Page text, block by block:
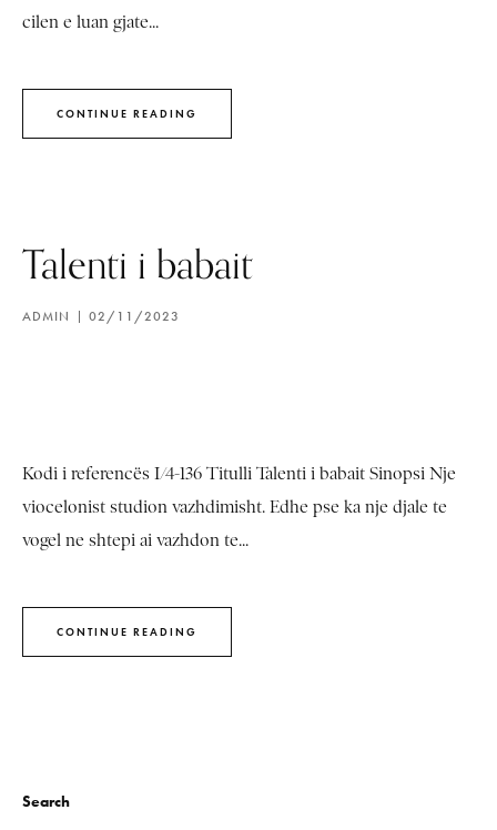
cilen e luan gjate...
CONTINUE READING
Talenti i babait
ADMIN 02/11/2023
Kodi i referencës I/4-136 Titulli Talenti i babait Sinopsi Nje
viocelonist studion vazhdimisht. Edhe pse ka nje djale te
vogel ne shtepi ai vazhdon te...
CONTINUE READING
Search